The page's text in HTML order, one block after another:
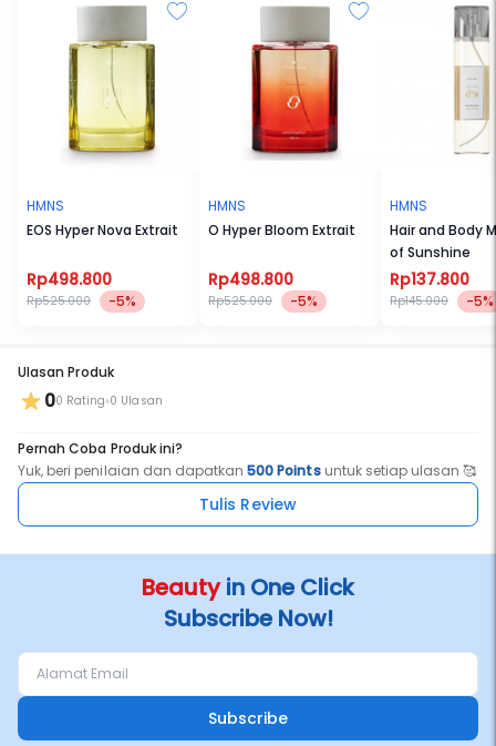
Longevity: 2 - 4 jam
Projection: 1.5 - 2 meter
HMNS
EOS Hyper Nova Extrait
Rp498.800
Rp525.000 -5%
HMNS
O Hyper Bloom Extrait
Rp498.800
Rp525.000 -5%
HMNS
Hair and Body
of Sunshine
Rp137.800
Rp145.000 -5%
Ulasan Produk
00 Rating 0 Ulasan
Pernah Coba Produk ini?
Yuk, beri penilaian dan dapatkan500 Pointsuntuk setiap ulasan 🥰
Tulis Review
Beautyin One Click
Subscribe Now!
Subscribe